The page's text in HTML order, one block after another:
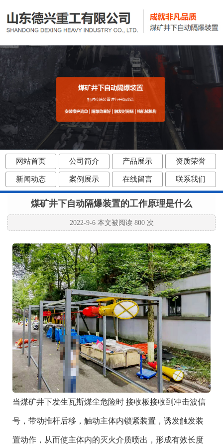
网站首页 公司简介 产品展示 资质荣誉
新闻动态 案例展示 在线留言 联系我们
煤矿井下自动隔爆装置的工作原理是什么
2022-9-6 本文被阅读 800 次
当煤矿井下发生瓦斯煤尘危险时 接收板接收到冲击波信
号，带动推杆后移，触动主体内锁紧装置，诱发触发装
置动作，从而使主体内的灭火介质喷出，形成有效长度